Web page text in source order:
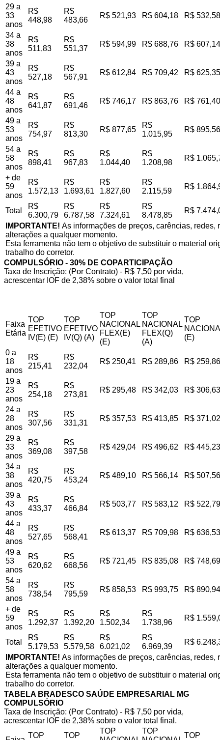
29 a
33
anos
R$
448,98
R$
483,66
R$ 521,93 R$ 604,18 R$ 532,58
34 a
38
anos
R$
511,83
R$
551,37
R$ 594,99 R$ 688,76 R$ 607,14
39 a
43
anos
R$
527,18
R$
567,91
R$ 612,84 R$ 709,42 R$ 625,35
44 a
48
anos
R$
641,87
R$
691,46
R$ 746,17 R$ 863,76 R$ 761,40
49 a
53
anos
R$
754,97
R$
813,30
R$ 877,65
R$
1.015,95
R$ 895,56
54 a
58
anos
R$
898,41
R$
967,83
R$
1.044,40
R$
1.208,98
R$
+ de
59
anos
R$
1.572,13
R$
1.693,61
R$
1.827,60
R$
2.115,59
R$
Total
R$
6.300,79
R$
6.787,58
R$
7.324,61
R$
8.478,85
R$
IMPORTANTE! As informações de preços, carências,
alterações a qualquer momento.
Esta ferramenta não tem o objetivo de substituir o material
trabalho do corretor.
COMPULSÓRIO - 30% DE COPARTICIPAÇÃO
Taxa de Inscrição: (Por Contrato) - R$ 7,50 por vida,
acrescentar IOF de 2,38% sobre o valor total final
Faixa
Etária
TOP
EFETIVO
IV(E) (E)
TOP
EFETIVO
IV(Q) (A)
TOP
NACIONAL
FLEX(E)
(E)
TOP
NACIONAL
FLEX(Q)
(A)
TOP
(E)
0 a
18
anos
R$
215,41
R$
232,04
R$ 250,41 R$ 289,86 R$ 259,86
19 a
23
anos
R$
254,18
R$
273,81
R$ 295,48 R$ 342,03 R$ 306,63
24 a
28
anos
R$
307,56
R$
331,31
R$ 357,53 R$ 413,85 R$ 371,02
29 a
33
anos
R$
369,08
R$
397,58
R$ 429,04 R$ 496,62 R$ 445,23
34 a
38
anos
R$
420,75
R$
453,24
R$ 489,10 R$ 566,14 R$ 507,56
39 a
43
anos
R$
433,37
R$
466,84
R$ 503,77 R$ 583,12 R$ 522,79
44 a
48
anos
R$
527,65
R$
568,41
R$ 613,37 R$ 709,98 R$ 636,53
49 a
53
anos
R$
620,62
R$
668,56
R$ 721,45 R$ 835,08 R$ 748,69
54 a
58
anos
R$
738,54
R$
795,59
R$ 858,53 R$ 993,75 R$ 890,94
+ de
59
anos
R$
1.292,37
R$
1.392,20
R$
1.502,34
R$
1.738,96
R$
Total
R$
5.179,53
R$
5.579,58
R$
6.021,02
R$
6.969,39
R$
IMPORTANTE! As informações de preços, carências,
alterações a qualquer momento.
Esta ferramenta não tem o objetivo de substituir o material
trabalho do corretor.
TABELA BRADESCO SAÚDE EMPRESARIAL MG
COMPULSÓRIO
Taxa de Inscrição: (Por Contrato) - R$ 7,50 por vida,
acrescentar IOF de 2,38% sobre o valor total final.
TOP
TOP
TOP
TOP
TOP